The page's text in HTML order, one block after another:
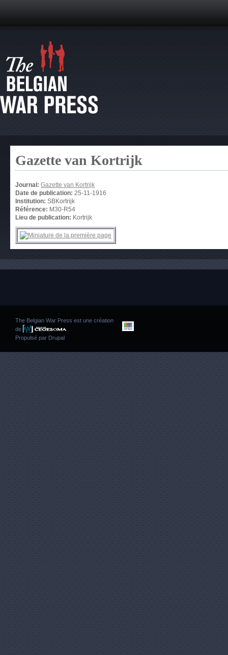
Gazette van Kortrijk
Journal: Gazette van Kortrijk
Date de publication: 25-11-1916
Institution: SBKortrijk
Référence: M30-R54
Lieu de publication: Kortrijk
The Belgian War Press est une création
de
Propulsé par Drupal